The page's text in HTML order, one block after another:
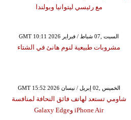
مع رئيسي ليتوانيا وبولندا
GMT 10:11 2026 السبت ,07 شباط / فبراير
مشروبات طبيعية لنوم هانئ في الشتاء
GMT 15:52 2026 الخميس ,02 إبريل / نيسان
شاومي تستعد لهاتف فائق النحافة لمنافسة
iPhone Air وGalaxy Edge